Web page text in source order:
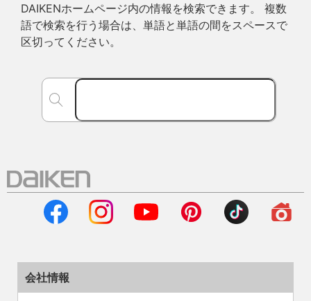
DAIKENホームページ内の情報を検索できます。 複数
語で検索を行う場合は、単語と単語の間をスペースで
区切ってください。
会社情報